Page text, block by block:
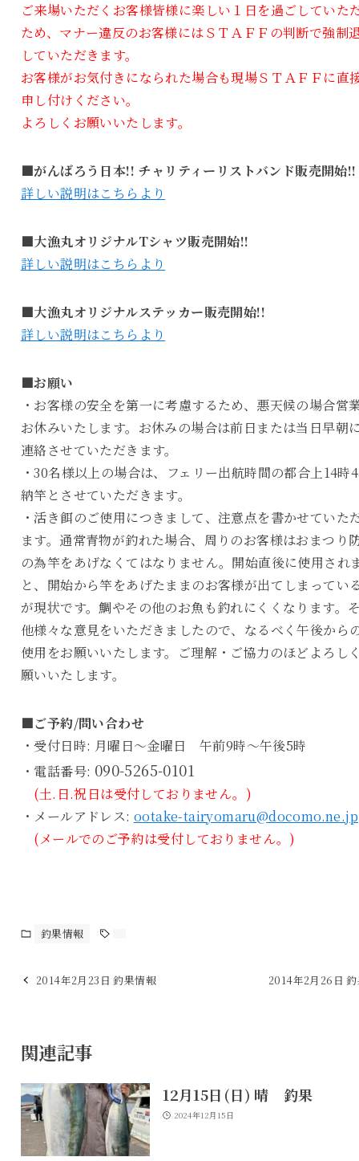
ご来場いただくお客様皆様に楽しい１日を過ごしていた
ため、マナー違反のお客様にはＳＴＡＦＦの判断で強制
していただきます。
お客様がお気付きになられた場合も現場ＳＴＡＦＦに直
申し付けください。
よろしくお願いいたします。
■がんばろう日本!! チャリティーリストバンド販売開始!!
詳しい説明はこちらより
■大漁丸オリジナルTシャツ販売開始!!
詳しい説明はこちらより
■大漁丸オリジナルステッカー販売開始!!
詳しい説明はこちらより
■お願い
・お客様の安全を第一に考慮するため、悪天候の場合営
お休みいたします。お休みの場合は前日または当日早朝
連絡させていただきます。
・30名様以上の場合は、フェリー出航時間の都合上14時
納竿とさせていただきます。
・活き餌のご使用につきまして、注意点を書かせていた
ます。通常青物が釣れた場合、周りのお客様はおまつり
の為竿をあげなくてはなりません。開始直後に使用され
と、開始から竿をあげたままのお客様が出てしまってい
が現状です。鯛やその他のお魚も釣れにくくなります。
他様々な意見をいただきましたので、なるべく午後から
使用をお願いいたします。ご理解・ご協力のほどよろし
願いいたします。
■ご予約/問い合わせ
・受付日時: 月曜日～金曜日 午前9時～午後5時
・電話番号: 090-5265-0101
(土.日.祝日は受付しておりません。)
・メールアドレス: ootake-tairyomaru@docomo.ne.jp
(メールでのご予約は受付しておりません。)
釣果情報
2014年2月23日 釣果情報 2014年2月26日
関連記事
12月15日(日) 晴 釣果
2024年12月15日